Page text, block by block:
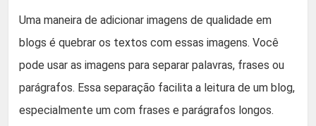
Uma maneira de adicionar imagens de qualidade em
blogs é quebrar os textos com essas imagens. Você
pode usar as imagens para separar palavras, frases ou
parágrafos. Essa separação facilita a leitura de um blog,
especialmente um com frases e parágrafos longos.